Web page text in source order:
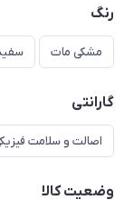
رنگ
مشکی مات
گارانتی
اصالت و سلامت فیزیکی
وضعیت کالا